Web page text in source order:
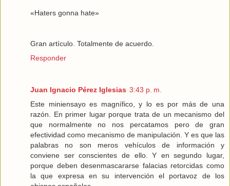
«Haters gonna hate»
Gran artículo. Totalmente de acuerdo.
Responder
Juan Ignacio Pérez Iglesias 3:43 p. m.
Este miniensayo es magnífico, y lo es por más de una
razón. En primer lugar porque trata de un mecanismo del
que normalmente no nos percatamos pero de gran
efectividad como mecanismo de manipulación. Y es que las
palabras no son meros vehículos de información y
conviene ser conscientes de ello. Y en segundo lugar,
porque deben desenmascararse falacias retorcidas como
la que expresa en su intervención el portavoz de los